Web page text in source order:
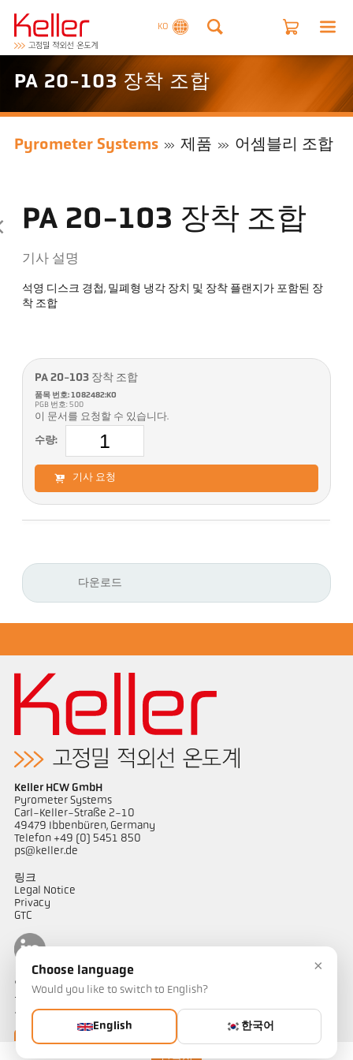
KO
연락처
PA 20-103 장착 조합
Pyrometer Systems 제품 어셈블리 조합
PA 20-103 장착 조합
기사 설명
석영 디스크 경첩, 밀폐형 냉각 장치 및 장착 플랜지가 포함된 장
착 조합
PA 20-103 장착 조합
품목 번호: 1082482:KO
PGB 번호: 500
이 문서를 요청할 수 있습니다.
수량:
기사 요청
다운로드
Keller HCW GmbH
Pyrometer Systems
Carl-Keller-Straße 2-10
49479 Ibbenbüren, Germany
Telefon +49 (0) 5451 850
ps@keller.de
링크
Legal Notice
Privacy
GTC
연락하다
온도 측정 솔루션에 대해 궁금한 점이 있으신가요? 저희 팀이 기꺼이
도와드리겠습니다.
연락하기
×
Choose language
Would you like to switch to English?
English 한국어